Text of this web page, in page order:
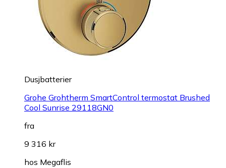
Dusjbatterier
Grohe Grohtherm SmartControl termostat Brushed
Cool Sunrise 29118GN0
fra
9 316 kr
hos Megaflis